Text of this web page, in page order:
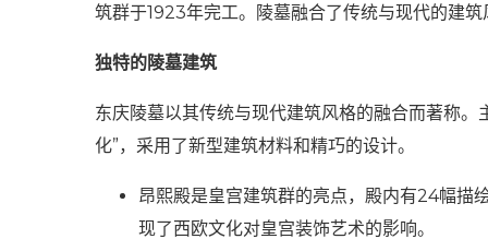
筑群于1923年完工。陵墓融合了传统与现代的建
独特的陵墓建筑
东庆陵墓以其传统与现代建筑风格的融合而著称
化”，采用了新型建筑材料和精巧的设计。
昂熙殿是皇宫建筑群的亮点，殿内有24幅描
现了西欧文化对皇宫装饰艺术的影响。